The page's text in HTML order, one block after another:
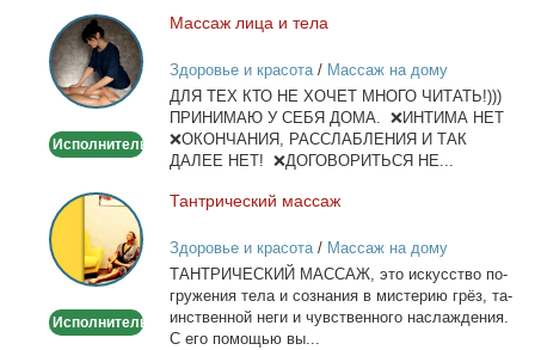
Массаж
лица
и
тела
Исполнитель
Мас­саж ли­ца и те­ла
Здоровье и красота/ Массаж на дому
ДЛЯ ТЕХ КТО НЕ ХОЧЕТ МНОГО ЧИТАТЬ!)))
ПРИНИМАЮ У СЕБЯ ДОМА. ❌ИНТИМА НЕТ
❌ОКОНЧАНИЯ, РАССЛАБЛЕНИЯ И ТАК
ДАЛЕЕ НЕТ! ❌ДОГОВОРИТЬСЯ НЕ...
Тантрический
массаж
Исполнитель
Тан­три­че­ский мас­саж
Здоровье и красота/ Массаж на дому
ТАНТРИЧЕСКИЙ МАССАЖ, это ис­кус­ство по­
гру­же­ния те­ла и со­зна­ния в ми­сте­рию грёз, та­
ин­ствен­ной неги и чув­ствен­но­го на­сла­жде­ния.
С его по­мо­щью вы...